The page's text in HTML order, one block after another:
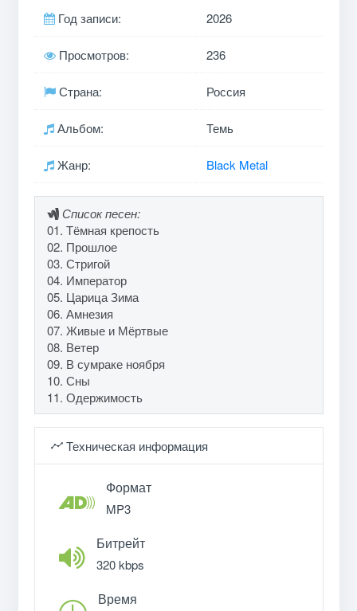
Год записи: 2026
Просмотров: 236
Страна: Россия
Альбом: Темь
Жанр: Black Metal
Список песен:
01. Тёмная крепость
02. Прошлое
03. Стригой
04. Император
05. Царица Зима
06. Амнезия
07. Живые и Мёртвые
08. Ветер
09. В сумраке ноября
10. Сны
11. Одержимость
Техническая информация
Формат
MP3
Битрейт
320 kbps
Время